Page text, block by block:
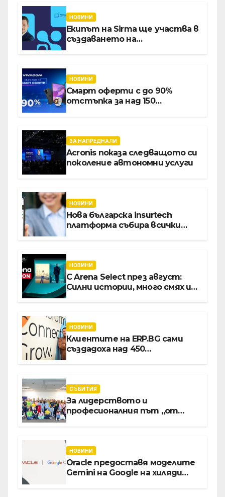
НОВИНИ
Екипът на Sirma ще участва в
създаването на
хотелиерството
НОВИНИ
Смарт оферти с до 90%
отстъпка за над 150
ЗА НАПРЕДНАЛИ
Acronis показа следващото си
поколение автономни услуги
НОВИНИ
Нова българска insurtech
платформа събира всички
НОВИНИ
С Arena Select през август:
Силни истории, много смях и
НОВИНИ
Клиентите на ERP.BG сами
създадоха над 450
интелект
СЪБИТИЯ
За лидерството и
професионалния път „от
директор Асен Великов
НОВИНИ
Oracle предоставя моделите
Gemini на Google на хиляди